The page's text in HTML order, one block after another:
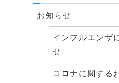
お知らせ
インフルエンザ
せ
コロナに関する